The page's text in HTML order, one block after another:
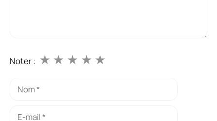
Noter : ★
★
★
★
★
Nom